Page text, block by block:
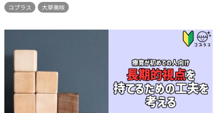
コプラス 大草美咲